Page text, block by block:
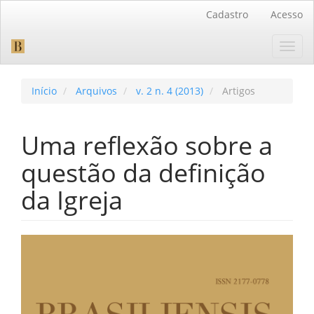
Barra
Cadastro Acesso
Início Arquivos v. 2 n. 4 (2013) Artigos
Uma reflexão sobre a
questão da definição
da Igreja